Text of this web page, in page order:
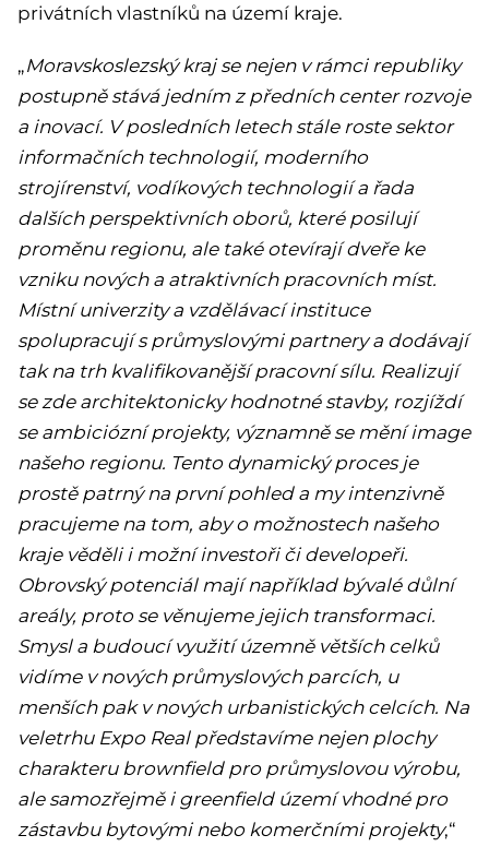
privátních vlastníků na území kraje.
„Moravskoslezský kraj se nejen v rámci republiky
postupně stává jedním z předních center rozvoje
a inovací. V posledních letech stále roste sektor
informačních technologií, moderního
strojírenství, vodíkových technologií a řada
dalších perspektivních oborů, které posilují
proměnu regionu, ale také otevírají dveře ke
vzniku nových a atraktivních pracovních míst.
Místní univerzity a vzdělávací instituce
spolupracují s průmyslovými partnery a dodávají
tak na trh kvalifikovanější pracovní sílu. Realizují
se zde architektonicky hodnotné stavby, rozjíždí
se ambiciózní projekty, významně se mění image
našeho regionu. Tento dynamický proces je
prostě patrný na první pohled a my intenzivně
pracujeme na tom, aby o možnostech našeho
kraje věděli i možní investoři či developeři.
Obrovský potenciál mají například bývalé důlní
areály, proto se věnujeme jejich transformaci.
Smysl a budoucí využití územně větších celků
vidíme v nových průmyslových parcích, u
menších pak v nových urbanistických celcích. Na
veletrhu Expo Real představíme nejen plochy
charakteru brownfield pro průmyslovou výrobu,
ale samozřejmě i greenfield území vhodné pro
zástavbu bytovými nebo komerčními projekty,“